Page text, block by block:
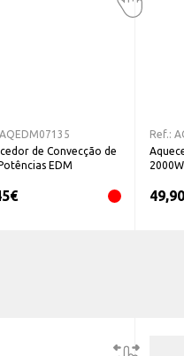
AQEDM07135
de Convecção de
EDM
€
Ref.:
49,90